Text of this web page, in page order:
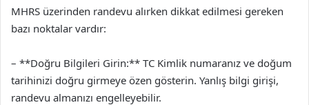
MHRS üzerinden randevu alırken dikkat edilmesi gereken
bazı noktalar vardır:
– **Doğru Bilgileri Girin:** TC Kimlik numaranız ve doğum
tarihinizi doğru girmeye özen gösterin. Yanlış bilgi girişi,
randevu almanızı engelleyebilir.